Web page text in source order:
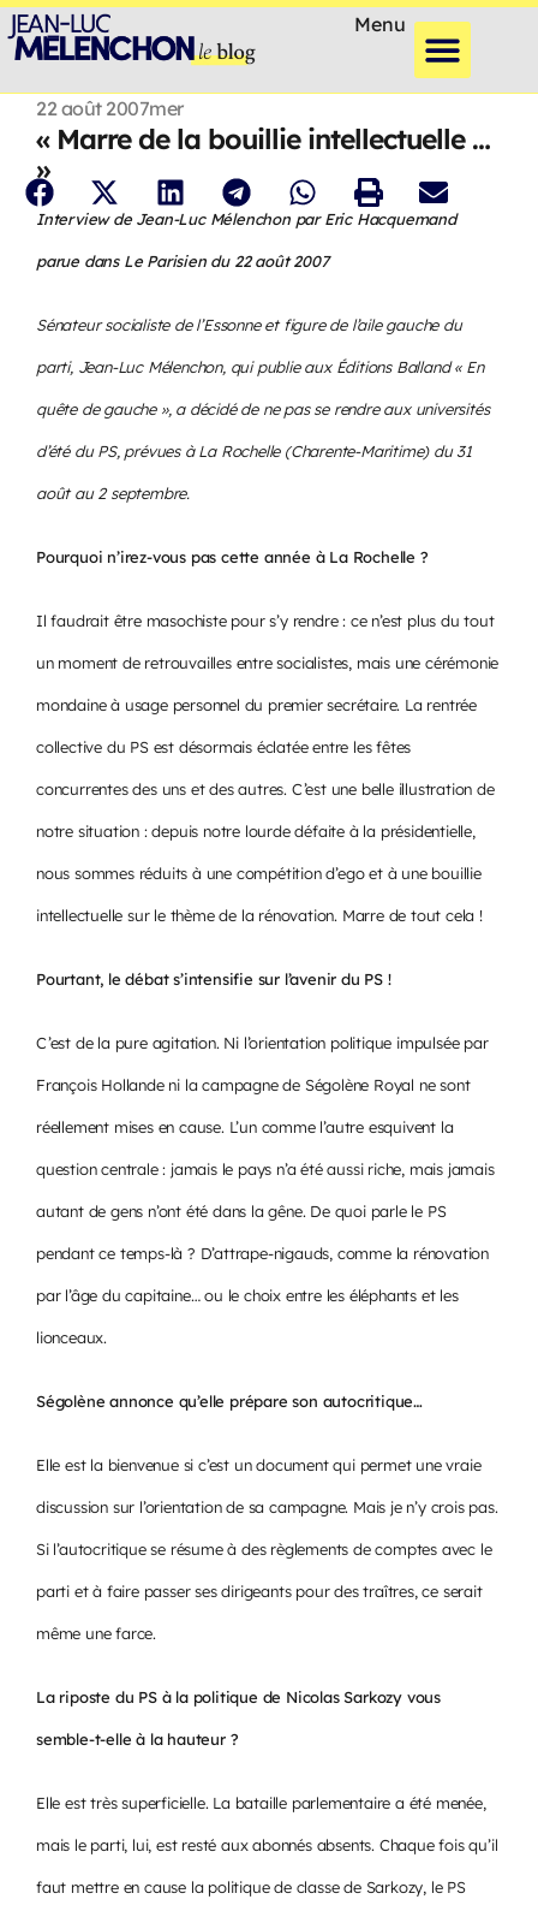
Menu
22 août 2007mer
« Marre de la bouillie intellectuelle …
»
Interview de Jean-Luc Mélenchon par Eric Hacquemand
parue dans Le Parisien du 22 août 2007
Sénateur socialiste de l’Essonne et figure de l’aile gauche du
parti, Jean-Luc Mélenchon, qui publie aux Éditions Balland « En
quête de gauche », a décidé de ne pas se rendre aux universités
d’été du PS, prévues à La Rochelle (Charente-Maritime) du 31
août au 2 septembre.
Pourquoi n’irez-vous pas cette année à La Rochelle ?
Il faudrait être masochiste pour s’y rendre : ce n’est plus du tout
un moment de retrouvailles entre socialistes, mais une cérémonie
mondaine à usage personnel du premier secrétaire. La rentrée
collective du PS est désormais éclatée entre les fêtes
concurrentes des uns et des autres. C’est une belle illustration de
notre situation : depuis notre lourde défaite à la présidentielle,
nous sommes réduits à une compétition d’ego et à une bouillie
intellectuelle sur le thème de la rénovation. Marre de tout cela !
Pourtant, le débat s’intensifie sur l’avenir du PS !
C’est de la pure agitation. Ni l’orientation politique impulsée par
François Hollande ni la campagne de Ségolène Royal ne sont
réellement mises en cause. L’un comme l’autre esquivent la
question centrale : jamais le pays n’a été aussi riche, mais jamais
autant de gens n’ont été dans la gêne. De quoi parle le PS
pendant ce temps-là ? D’attrape-nigauds, comme la rénovation
par l’âge du capitaine… ou le choix entre les éléphants et les
lionceaux.
Ségolène annonce qu’elle prépare son autocritique…
Elle est la bienvenue si c’est un document qui permet une vraie
discussion sur l’orientation de sa campagne. Mais je n’y crois pas.
Si l’autocritique se résume à des règlements de comptes avec le
parti et à faire passer ses dirigeants pour des traîtres, ce serait
même une farce.
La riposte du PS à la politique de Nicolas Sarkozy vous
semble-t-elle à la hauteur ?
Elle est très superficielle. La bataille parlementaire a été menée,
mais le parti, lui, est resté aux abonnés absents. Chaque fois qu’il
faut mettre en cause la politique de classe de Sarkozy, le PS